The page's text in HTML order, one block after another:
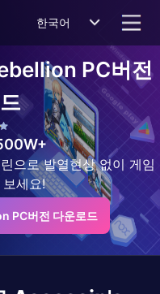
한국어
PC버전
으로 발열현상 없이 게임
세요!
PC버전 다운로드